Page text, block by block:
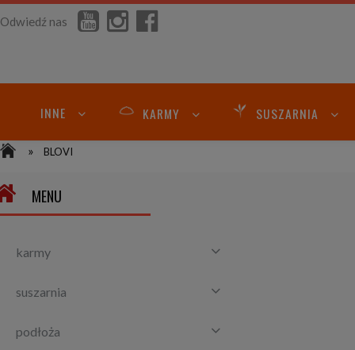
Odwiedź nas
INNE KARMY SUSZARNIA
» BLOVI
MENU
karmy
suszarnia
podłoża